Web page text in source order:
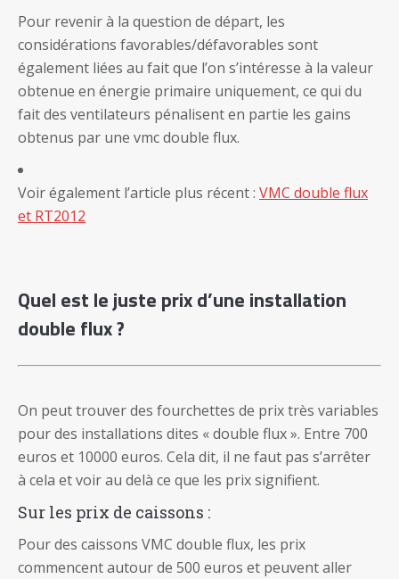
Pour revenir à la question de départ, les
considérations favorables/défavorables sont
également liées au fait que l’on s’intéresse à la valeur
obtenue en énergie primaire uniquement, ce qui du
fait des ventilateurs pénalisent en partie les gains
obtenus par une vmc double flux.
Voir également l’article plus récent : VMC double flux
et RT2012
Quel est le juste prix d’une installation
double flux ?
On peut trouver des fourchettes de prix très variables
pour des installations dites « double flux ». Entre 700
euros et 10000 euros. Cela dit, il ne faut pas s’arrêter
à cela et voir au delà ce que les prix signifient.
Sur les prix de caissons :
Pour des caissons VMC double flux, les prix
commencent autour de 500 euros et peuvent aller